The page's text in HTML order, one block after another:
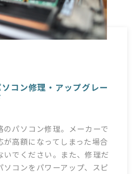
コン修理・アップグレー
のパソコン修理。メーカーで
が高額になってしまった場合
いでください。また、修理だ
ソコンをパワーアップ、スピ